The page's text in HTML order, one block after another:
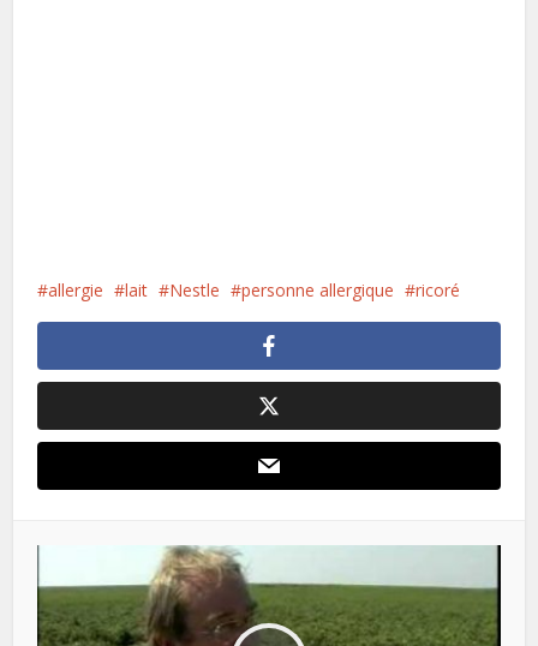
allergie lait Nestle personne allergique ricoré